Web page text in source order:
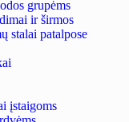
grupėms
ir širmos
stalai patalpose
įstaigoms